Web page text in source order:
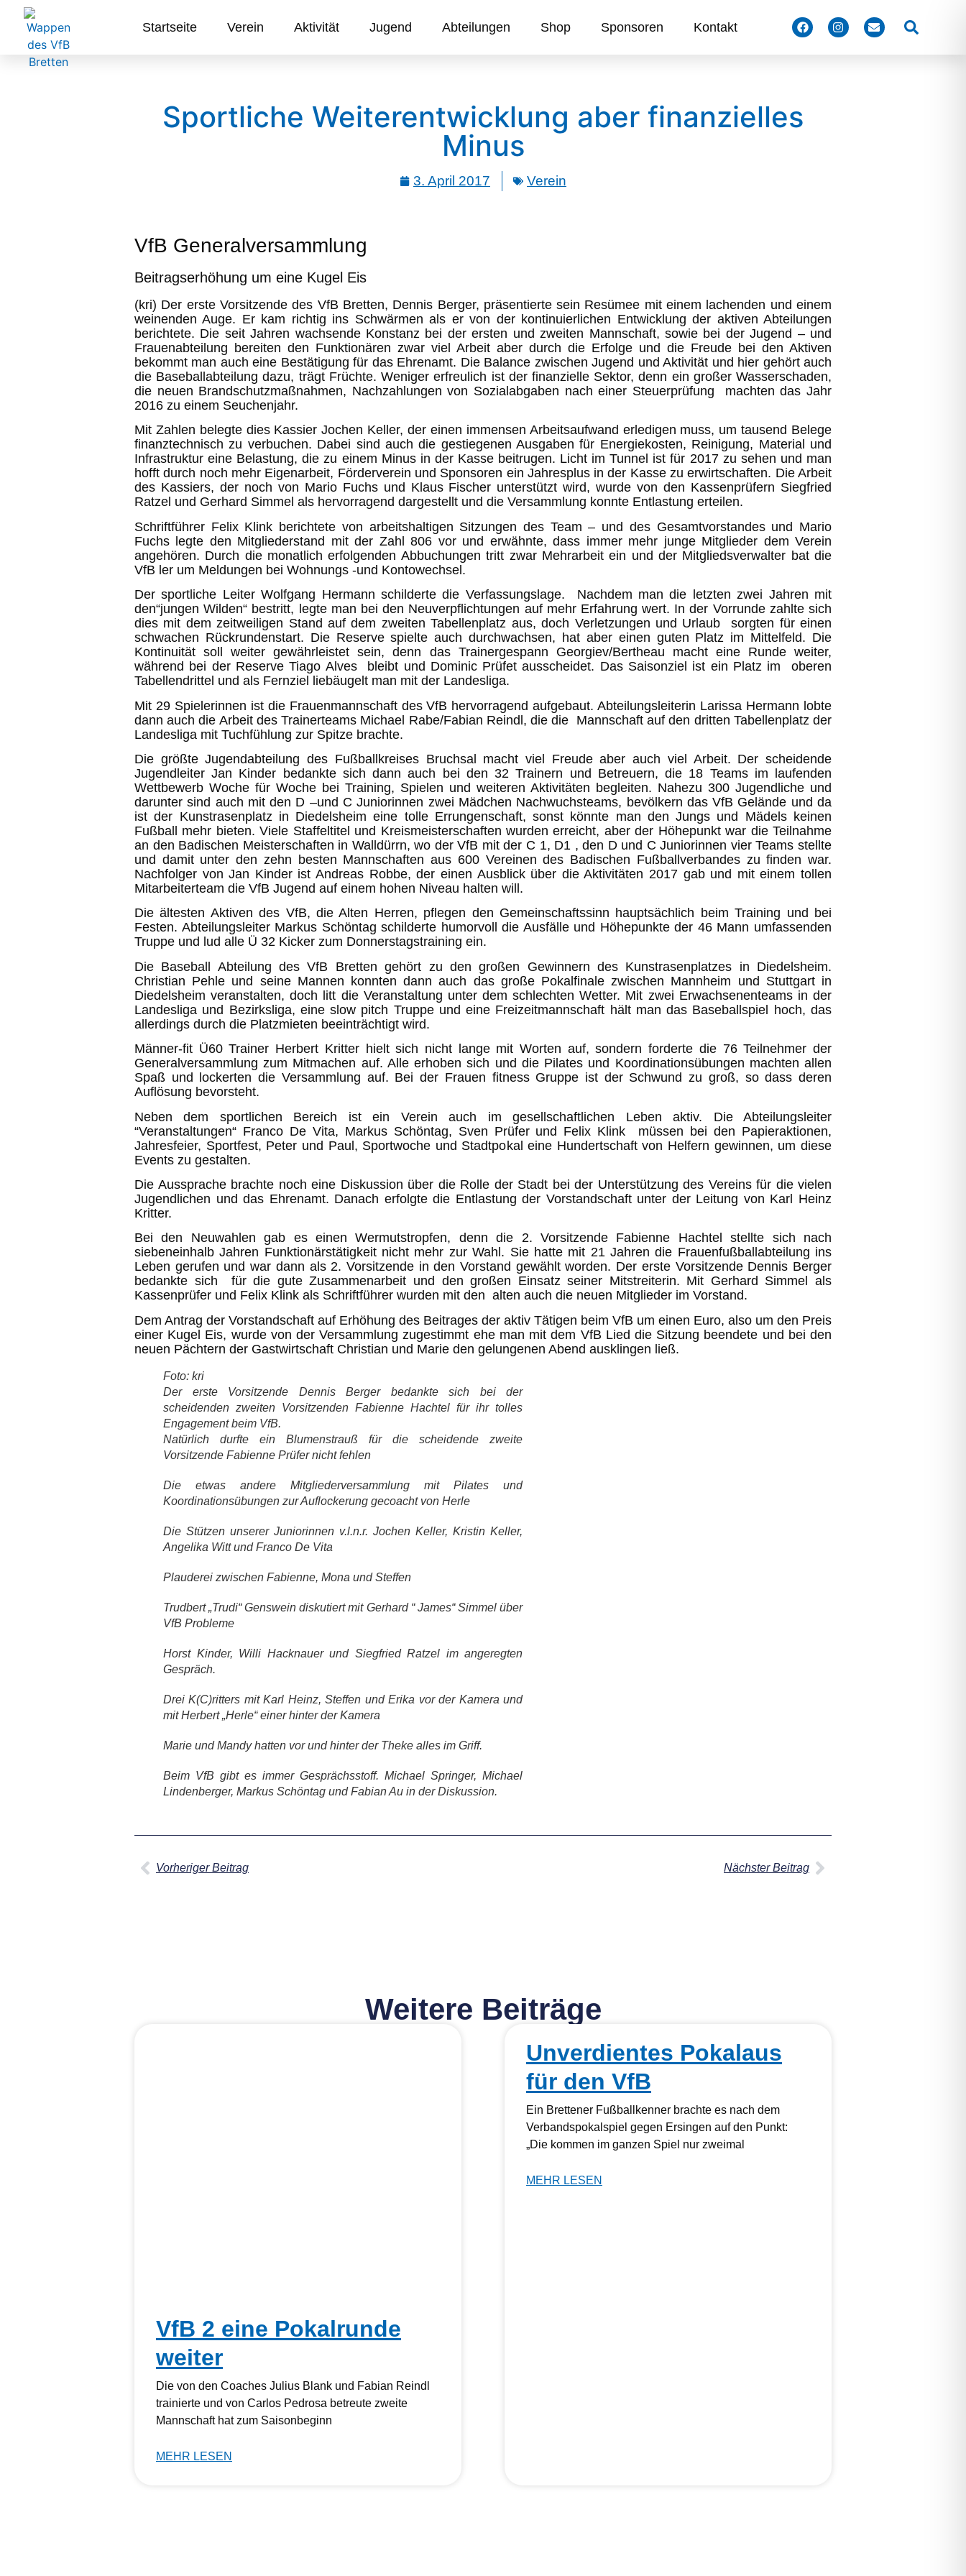
Startseite Verein Aktivität Jugend Abteilungen Shop Sponsoren Kontakt Suchen
Sportliche Weiterentwicklung aber finanzielles
Minus
3. April 2017 Verein
VfB Generalversammlung
Beitragserhöhung um eine Kugel Eis
(kri) Der erste Vorsitzende des VfB Bretten, Dennis Berger, präsentierte sein Resümee mit einem lachenden und einem
weinenden Auge. Er kam richtig ins Schwärmen als er von der kontinuierlichen Entwicklung der aktiven Abteilungen
berichtete. Die seit Jahren wachsende Konstanz bei der ersten und zweiten Mannschaft, sowie bei der Jugend – und
Frauenabteilung bereiten den Funktionären zwar viel Arbeit aber durch die Erfolge und die Freude bei den Aktiven
bekommt man auch eine Bestätigung für das Ehrenamt. Die Balance zwischen Jugend und Aktivität und hier gehört auch
die Baseballabteilung dazu, trägt Früchte. Weniger erfreulich ist der finanzielle Sektor, denn ein großer Wasserschaden,
die neuen Brandschutzmaßnahmen, Nachzahlungen von Sozialabgaben nach einer Steuerprüfung machten das Jahr
2016 zu einem Seuchenjahr.
Mit Zahlen belegte dies Kassier Jochen Keller, der einen immensen Arbeitsaufwand erledigen muss, um tausend Belege
finanztechnisch zu verbuchen. Dabei sind auch die gestiegenen Ausgaben für Energiekosten, Reinigung, Material und
Infrastruktur eine Belastung, die zu einem Minus in der Kasse beitrugen. Licht im Tunnel ist für 2017 zu sehen und man
hofft durch noch mehr Eigenarbeit, Förderverein und Sponsoren ein Jahresplus in der Kasse zu erwirtschaften. Die Arbeit
des Kassiers, der noch von Mario Fuchs und Klaus Fischer unterstützt wird, wurde von den Kassenprüfern Siegfried
Ratzel und Gerhard Simmel als hervorragend dargestellt und die Versammlung konnte Entlastung erteilen.
Schriftführer Felix Klink berichtete von arbeitshaltigen Sitzungen des Team – und des Gesamtvorstandes und Mario
Fuchs legte den Mitgliederstand mit der Zahl 806 vor und erwähnte, dass immer mehr junge Mitglieder dem Verein
angehören. Durch die monatlich erfolgenden Abbuchungen tritt zwar Mehrarbeit ein und der Mitgliedsverwalter bat die
VfB ler um Meldungen bei Wohnungs -und Kontowechsel.
Der sportliche Leiter Wolfgang Hermann schilderte die Verfassungslage. Nachdem man die letzten zwei Jahren mit
den“jungen Wilden“ bestritt, legte man bei den Neuverpflichtungen auf mehr Erfahrung wert. In der Vorrunde zahlte sich
dies mit dem zeitweiligen Stand auf dem zweiten Tabellenplatz aus, doch Verletzungen und Urlaub sorgten für einen
schwachen Rückrundenstart. Die Reserve spielte auch durchwachsen, hat aber einen guten Platz im Mittelfeld. Die
Kontinuität soll weiter gewährleistet sein, denn das Trainergespann Georgiev/Bertheau macht eine Runde weiter,
während bei der Reserve Tiago Alves bleibt und Dominic Prüfet ausscheidet. Das Saisonziel ist ein Platz im oberen
Tabellendrittel und als Fernziel liebäugelt man mit der Landesliga.
Mit 29 Spielerinnen ist die Frauenmannschaft des VfB hervorragend aufgebaut. Abteilungsleiterin Larissa Hermann lobte
dann auch die Arbeit des Trainerteams Michael Rabe/Fabian Reindl, die die Mannschaft auf den dritten Tabellenplatz der
Landesliga mit Tuchfühlung zur Spitze brachte.
Die größte Jugendabteilung des Fußballkreises Bruchsal macht viel Freude aber auch viel Arbeit. Der scheidende
Jugendleiter Jan Kinder bedankte sich dann auch bei den 32 Trainern und Betreuern, die 18 Teams im laufenden
Wettbewerb Woche für Woche bei Training, Spielen und weiteren Aktivitäten begleiten. Nahezu 300 Jugendliche und
darunter sind auch mit den D –und C Juniorinnen zwei Mädchen Nachwuchsteams, bevölkern das VfB Gelände und da
ist der Kunstrasenplatz in Diedelsheim eine tolle Errungenschaft, sonst könnte man den Jungs und Mädels keinen
Fußball mehr bieten. Viele Staffeltitel und Kreismeisterschaften wurden erreicht, aber der Höhepunkt war die Teilnahme
an den Badischen Meisterschaften in Walldürrn, wo der VfB mit der C 1, D1 , den D und C Juniorinnen vier Teams stellte
und damit unter den zehn besten Mannschaften aus 600 Vereinen des Badischen Fußballverbandes zu finden war.
Nachfolger von Jan Kinder ist Andreas Robbe, der einen Ausblick über die Aktivitäten 2017 gab und mit einem tollen
Mitarbeiterteam die VfB Jugend auf einem hohen Niveau halten will.
Die ältesten Aktiven des VfB, die Alten Herren, pflegen den Gemeinschaftssinn hauptsächlich beim Training und bei
Festen. Abteilungsleiter Markus Schöntag schilderte humorvoll die Ausfälle und Höhepunkte der 46 Mann umfassenden
Truppe und lud alle Ü 32 Kicker zum Donnerstagstraining ein.
Die Baseball Abteilung des VfB Bretten gehört zu den großen Gewinnern des Kunstrasenplatzes in Diedelsheim.
Christian Pehle und seine Mannen konnten dann auch das große Pokalfinale zwischen Mannheim und Stuttgart in
Diedelsheim veranstalten, doch litt die Veranstaltung unter dem schlechten Wetter. Mit zwei Erwachsenenteams in der
Landesliga und Bezirksliga, eine slow pitch Truppe und eine Freizeitmannschaft hält man das Baseballspiel hoch, das
allerdings durch die Platzmieten beeinträchtigt wird.
Männer-fit Ü60 Trainer Herbert Kritter hielt sich nicht lange mit Worten auf, sondern forderte die 76 Teilnehmer der
Generalversammlung zum Mitmachen auf. Alle erhoben sich und die Pilates und Koordinationsübungen machten allen
Spaß und lockerten die Versammlung auf. Bei der Frauen fitness Gruppe ist der Schwund zu groß, so dass deren
Auflösung bevorsteht.
Neben dem sportlichen Bereich ist ein Verein auch im gesellschaftlichen Leben aktiv. Die Abteilungsleiter
“Veranstaltungen“ Franco De Vita, Markus Schöntag, Sven Prüfer und Felix Klink müssen bei den Papieraktionen,
Jahresfeier, Sportfest, Peter und Paul, Sportwoche und Stadtpokal eine Hundertschaft von Helfern gewinnen, um diese
Events zu gestalten.
Die Aussprache brachte noch eine Diskussion über die Rolle der Stadt bei der Unterstützung des Vereins für die vielen
Jugendlichen und das Ehrenamt. Danach erfolgte die Entlastung der Vorstandschaft unter der Leitung von Karl Heinz
Kritter.
Bei den Neuwahlen gab es einen Wermutstropfen, denn die 2. Vorsitzende Fabienne Hachtel stellte sich nach
siebeneinhalb Jahren Funktionärstätigkeit nicht mehr zur Wahl. Sie hatte mit 21 Jahren die Frauenfußballabteilung ins
Leben gerufen und war dann als 2. Vorsitzende in den Vorstand gewählt worden. Der erste Vorsitzende Dennis Berger
bedankte sich für die gute Zusammenarbeit und den großen Einsatz seiner Mitstreiterin. Mit Gerhard Simmel als
Kassenprüfer und Felix Klink als Schriftführer wurden mit den alten auch die neuen Mitglieder im Vorstand.
Dem Antrag der Vorstandschaft auf Erhöhung des Beitrages der aktiv Tätigen beim VfB um einen Euro, also um den Preis
einer Kugel Eis, wurde von der Versammlung zugestimmt ehe man mit dem VfB Lied die Sitzung beendete und bei den
neuen Pächtern der Gastwirtschaft Christian und Marie den gelungenen Abend ausklingen ließ.
Foto: kri
Der erste Vorsitzende Dennis Berger bedankte sich bei der
scheidenden zweiten Vorsitzenden Fabienne Hachtel für ihr tolles
Engagement beim VfB.
Natürlich durfte ein Blumenstrauß für die scheidende zweite
Vorsitzende Fabienne Prüfer nicht fehlen
Die etwas andere Mitgliederversammlung mit Pilates und
Koordinationsübungen zur Auflockerung gecoacht von Herle
Die Stützen unserer Juniorinnen v.l.n.r. Jochen Keller, Kristin Keller,
Angelika Witt und Franco De Vita
Plauderei zwischen Fabienne, Mona und Steffen
Trudbert „Trudi“ Genswein diskutiert mit Gerhard “ James“ Simmel über
VfB Probleme
Horst Kinder, Willi Hacknauer und Siegfried Ratzel im angeregten
Gespräch.
Drei K(C)ritters mit Karl Heinz, Steffen und Erika vor der Kamera und
mit Herbert „Herle“ einer hinter der Kamera
Marie und Mandy hatten vor und hinter der Theke alles im Griff.
Beim VfB gibt es immer Gesprächsstoff. Michael Springer, Michael
Lindenberger, Markus Schöntag und Fabian Au in der Diskussion.
Vorheriger Beitrag Nächster Beitrag
Weitere Beiträge
VfB 2 eine Pokalrunde
weiter
Die von den Coaches Julius Blank und Fabian Reindl
trainierte und von Carlos Pedrosa betreute zweite
Mannschaft hat zum Saisonbeginn
MEHR LESEN
Unverdientes Pokalaus
für den VfB
Ein Brettener Fußballkenner brachte es nach dem
Verbandspokalspiel gegen Ersingen auf den Punkt:
„Die kommen im ganzen Spiel nur zweimal
MEHR LESEN